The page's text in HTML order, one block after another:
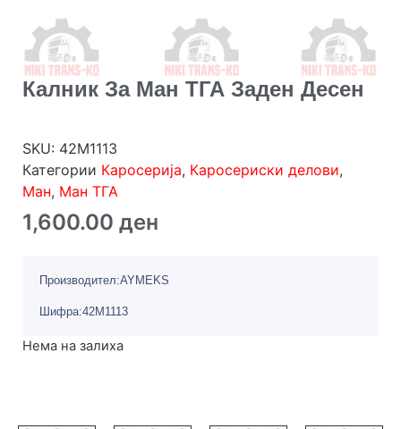
Калник За Ман ТГА Заден Десен
SKU: 42M1113
Категории Каросерија, Каросериски делови,
Ман, Ман ТГА
1,600.00 ден
Производител:AYMEKS
Шифра:42M1113
Нема на залиха